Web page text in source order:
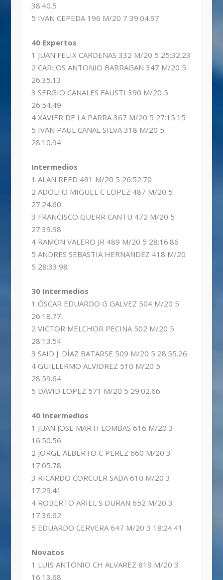
38:40.5
5 IVAN CEPEDA 196 M/20 7 39:04.97
40 Expertos
1 JUAN FELIX CARDENAS 332 M/20 5 25:32.23
2 CARLOS ANTONIO BARRAGAN 347 M/20 5
26:35.13
3 SERGIO CANALES FAUSTI 390 M/20 5
26:54.49
4 XAVIER DE LA PARRA 367 M/20 5 27:15.15
5 IVAN PAUL CANAL SILVA 318 M/20 5
28:10.94
Intermedios
1 ALAN REED 491 M/20 5 26:52.70
2 ADOLFO MIGUEL C LOPEZ 487 M/20 5
27:24.60
3 FRANCISCO GUERR CANTU 472 M/20 5
27:39.98
4 RAMON VALERO JR 489 M/20 5 28:16.86
5 ANDRES SEBASTIA HERNANDEZ 418 M/20
5 28:33.98
30 Intermedios
1 ÓSCAR EDUARDO G GALVEZ 504 M/20 5
26:18.77
2 VICTOR MELCHOR PECINA 502 M/20 5
28:13.54
3 SAID J. DÍAZ BATARSE 509 M/20 5 28:55.26
4 GUILLERMO ALVIDREZ 510 M/20 5
28:59.64
5 DAVID LOPEZ 571 M/20 5 29:02.66
40 Intermedios
1 JUAN JOSE MARTI LOMBAS 616 M/20 3
16:50.56
2 JORGE ALBERTO C PEREZ 660 M/20 3
17:05.78
3 RICARDO CORCUER SADA 610 M/20 3
17:29.41
4 ROBERTO ARIEL S DURAN 652 M/20 3
17:36.62
5 EDUARDO CERVERA 647 M/20 3 18:24.41
Novatos
1 LUIS ANTONIO CH ALVAREZ 819 M/20 3
16:13.68